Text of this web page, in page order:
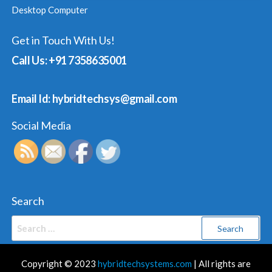
Desktop Computer
Get in Touch With Us!
Call Us: +91 7358635001
Email Id: hybridtechsys@gmail.com
Social Media
Search
Copyright © 2023 hybridtechsystems.com | All rights are